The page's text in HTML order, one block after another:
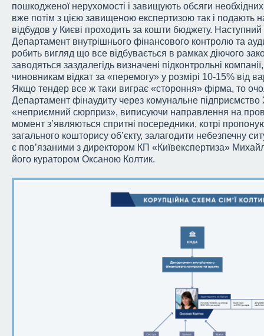
пошкодженої нерухомості і завищують обсяги необхідних
вже потім з цією завищеною експертизою так і подають
відбудов у Києві проходить за кошти бюджету.
Департамент внутрішнього фінансового контролю та
робить вигляд що все відбувається в рамках діючого
заводяться заздалегідь визначені підконтрольні
чиновникам відкат за «перемогу» у розмірі 10-15% від
Якщо тендер все ж таки виграє «стороння» фірма, то
Департамент фінаудиту через комунальне підприємство
«неприємний сюрприз», виписуючи направлення на
момент з’являються спритні посередники, котрі
загального кошторису об’єкту, залагодити небезпечну
є пов’язаними з директором КП «Київекспертиза»
його куратором Оксаною Колтик.